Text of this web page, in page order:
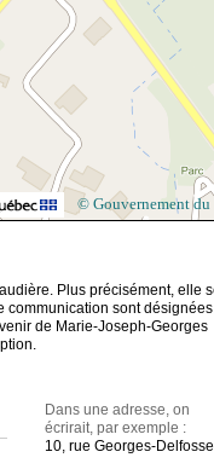
© Gouvernement du
Plus précisément, elle
communication sont
de Marie-Joseph-Georges
Dans une adresse, on
écrirait, par exemple :
10, rue Georges-Delfosse